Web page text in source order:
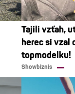
Tajili vzťah,
herec si vzal
topmodelku!
Showbiznis